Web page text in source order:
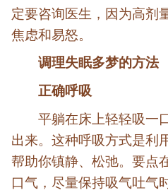
定要咨询医生，因为高剂
焦虑和易怒。
调理失眠多梦的方法
正确呼吸
平躺在床上轻轻吸一
出来。这种呼吸方式是利
帮助你镇静、松弛。要点
口气，尽量保持吸气吐气